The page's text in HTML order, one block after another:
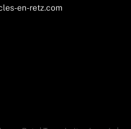
en-retz.com